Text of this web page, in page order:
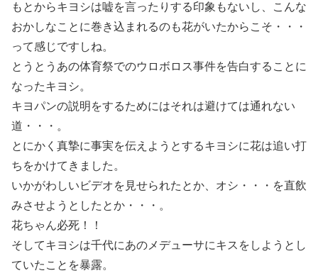
もとからキヨシは嘘を言ったりする印象もないし、こんな
おかしなことに巻き込まれるのも花がいたからこそ・・・
って感じですしね。
とうとうあの体育祭でのウロボロス事件を告白することに
なったキヨシ。
キヨパンの説明をするためにはそれは避けては通れない
道・・・。
とにかく真摯に事実を伝えようとするキヨシに花は追い打
ちをかけてきました。
いかがわしいビデオを見せられたとか、オシ・・・を直飲
みさせようとしたとか・・・。
花ちゃん必死！！
そしてキヨシは千代にあのメデューサにキスをしようとし
ていたことを暴露。